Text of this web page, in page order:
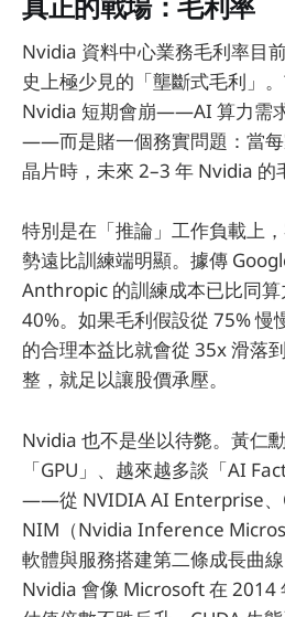
Nvidia 資料中心業務毛利率目
史上極少見的「壟斷式毛利」
Nvidia 短期會崩——AI 算力需
——而是賭一個務實問題：當
晶片時，未來 2–3 年 Nvidia 的
特別是在「推論」工作負載上
勢遠比訓練端明顯。據傳
Anthropic 的訓練成本已比同
40%。如果毛利假設從 75% 慢
的合理本益比就會從 35x 滑
整，就足以讓股價承壓。
Nvidia 也不是坐以待斃。黃仁
「GPU」、越來越多談「AI
——從 NVIDIA AI Enterprise
NIM（Nvidia Inference
軟體與服務搭建第二條成長曲
Nvidia 會像 Microsoft 在 2014